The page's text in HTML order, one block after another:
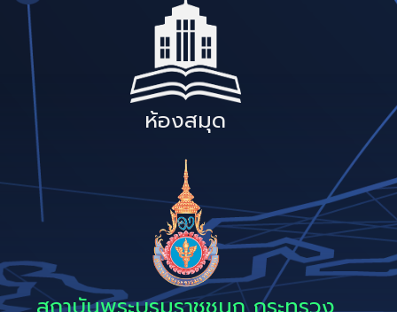
ห้องสมุด